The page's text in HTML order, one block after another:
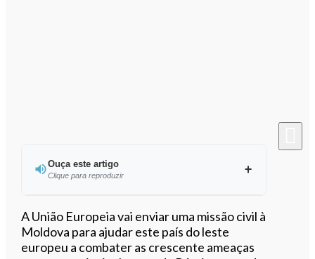
Ouça este artigo
Clique para reproduzir
Ouvir este artigo
A União Europeia vai enviar uma missão civil à
Moldova para ajudar este país do leste
europeu a combater as crescente ameaças